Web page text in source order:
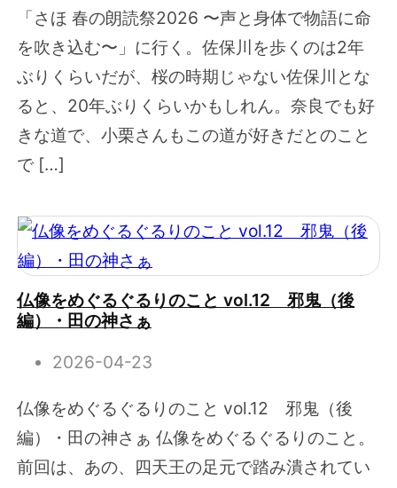
「さほ 春の朗読祭2026 〜声と身体で物語に命
を吹き込む〜」に行く。佐保川を歩くのは2年
ぶりくらいだが、桜の時期じゃない佐保川とな
ると、20年ぶりくらいかもしれん。奈良でも好
きな道で、小栗さんもこの道が好きだとのこと
で […]
仏像をめぐるぐるりのこと vol.12 邪鬼（後
編）・田の神さぁ
2026-04-23
仏像をめぐるぐるりのこと vol.12 邪鬼（後
編）・田の神さぁ 仏像をめぐるぐるりのこと。
前回は、あの、四天王の足元で踏み潰されてい